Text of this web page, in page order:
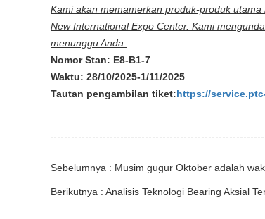
Kami akan memamerkan produk-produk
New International Expo Center. Kami
menunggu Anda.
Nomor Stan: E8-B1-7
Waktu: 28/10/2025-1/11/2025
Tautan pengambilan tiket:https://
Sebelumnya : Musim gugur Oktober adalah
Berikutnya : Analisis Teknologi Bearing Aksial